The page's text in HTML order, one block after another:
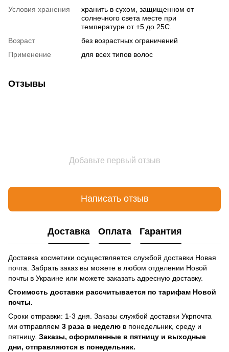
Условия хранения
хранить в сухом, защищенном от
солнечного света месте при
температуре от +5 до 25С.
Возраст
без возрастных ограничений
Применение
для всех типов волос
Отзывы
Добавьте первый отзыв
Написать отзыв
Доставка Оплата Гарантия
Доставка косметики осуществляется службой доставки Новая
почта. Забрать заказ вы можете в любом отделении Новой
почты в Украине или можете заказать адресную доставку.
Стоимость доставки рассчитывается по тарифам Новой
почты.
Сроки отправки: 1-3 дня. Заказы службой доставки Укрпочта
ми отправляем 3 раза в неделю в понедельник, среду и
пятницу. Заказы, оформленные в пятницу и выходные
дни, отправляются в понедельник.